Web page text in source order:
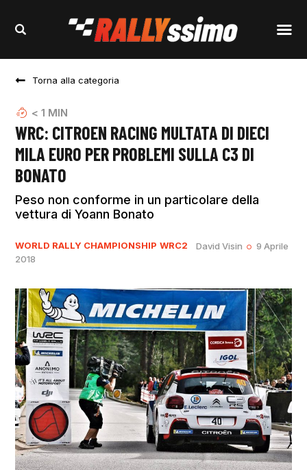
Torna alla categoria
< 1 MIN
WRC: CITROEN RACING MULTATA DI DIECI
MILA EURO PER PROBLEMI SULLA C3 DI
BONATO
Peso non conforme in un particolare della
vettura di Yoann Bonato
WORLD RALLY CHAMPIONSHIP WRC2 David Visin
9 Aprile
2018